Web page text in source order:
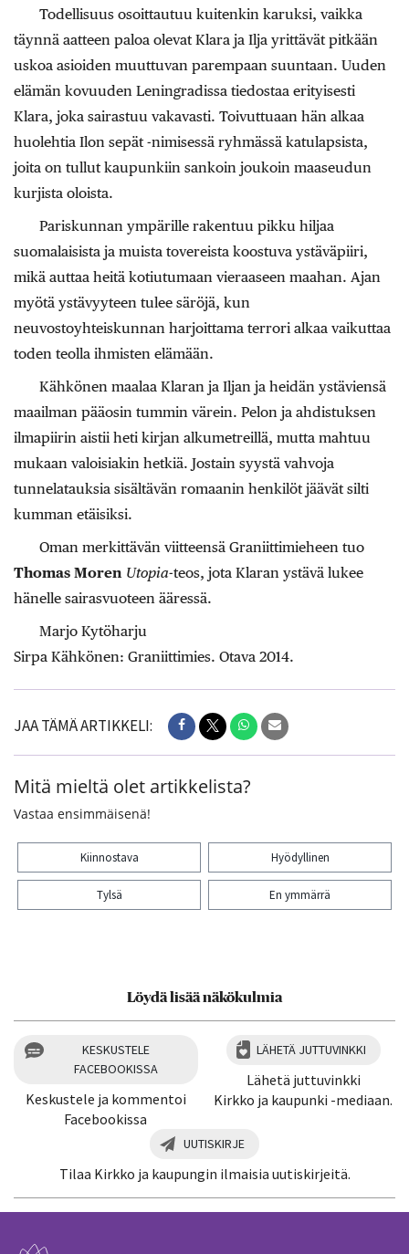
Todellisuus osoittautuu kuitenkin karuksi, vaikka
täynnä aatteen paloa olevat Klara ja Ilja yrittävät pitkään
uskoa asioiden muuttuvan parempaan suuntaan. Uuden
elämän kovuuden Leningradissa tiedostaa erityisesti
Klara, joka sairastuu vakavasti. Toivuttuaan hän alkaa
huolehtia Ilon sepät -nimisessä ryhmässä katulapsista,
joita on tullut kaupunkiin sankoin joukoin maaseudun
kurjista oloista.
Pariskunnan ympärille rakentuu pikku hiljaa
suomalaisista ja muista tovereista koostuva ystäväpiiri,
mikä auttaa heitä kotiutumaan vieraaseen maahan. Ajan
myötä ystävyyteen tulee säröjä, kun
neuvostoyhteiskunnan harjoittama terrori alkaa vaikuttaa
toden teolla ihmisten elämään.
Kähkönen maalaa Klaran ja Iljan ja heidän ystäviensä
maailman pääosin tummin värein. Pelon ja ahdistuksen
ilmapiirin aistii heti kirjan alkumetreillä, mutta mahtuu
mukaan valoisiakin hetkiä. Jostain syystä vahvoja
tunnelatauksia sisältävän romaanin henkilöt jäävät silti
kumman etäisiksi.
Oman merkittävän viitteensä Graniittimieheen tuo
Thomas Moren Utopia-teos, jota Klaran ystävä lukee
hänelle sairasvuoteen ääressä.
Marjo Kytöharju
Sirpa Kähkönen: Graniittimies. Otava 2014.
JAA TÄMÄ ARTIKKELI:
Mitä mieltä olet artikkelista?
Vastaa ensimmäisenä!
Kiinnostava Hyödyllinen
Tylsä En ymmärrä
Löydä lisää näkökulmia
KESKUSTELE
FACEBOOKISSA
Keskustele ja kommentoi
Facebookissa
LÄHETÄ JUTTUVINKKI
Lähetä juttuvinkki
Kirkko ja kaupunki -mediaan.
UUTISKIRJE
Tilaa Kirkko ja kaupungin ilmaisia uutiskirjeitä.